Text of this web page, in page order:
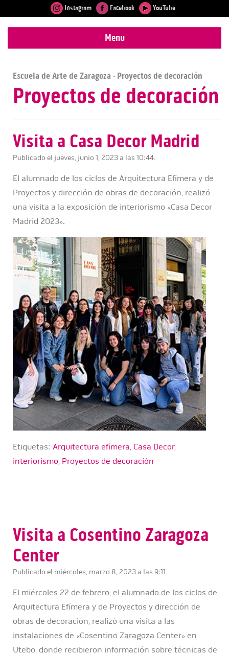
Instagram Facebook YouTube
Menu
Escuela de Arte de Zaragoza · Proyectos de decoración
Proyectos de decoración
Visita a Casa Decor Madrid
Publicado el jueves, junio 1, 2023 a las 10:44.
El alumnado de los ciclos de Arquitectura Efímera y de
Proyectos y dirección de obras de decoración, realizó
una visita a la exposición de interiorismo «Casa Decor
Madrid 2023».
Etiquetas: Arquitectura efímera, Casa Decor,
interiorismo, Proyectos de decoración
Visita a Cosentino Zaragoza
Center
Publicado el miércoles, marzo 8, 2023 a las 9:11.
El miércoles 22 de febrero, el alumnado de los ciclos de
Arquitectura Efímera y de Proyectos y dirección de
obras de decoración, realizó una visita a las
instalaciones de «Cosentino Zaragoza Center» en
Utebo, donde recibieron información sobre técnicas de